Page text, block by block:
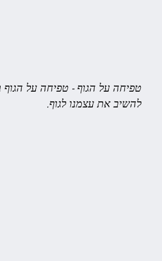
טפיחה על הגוף - טפיחה על הגוף
להשיב את עצמנו לגוף.